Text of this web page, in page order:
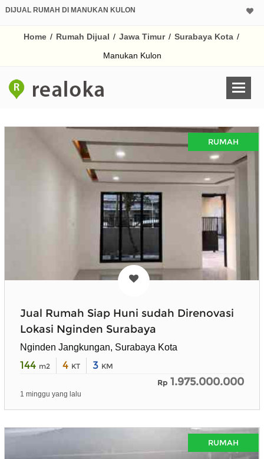
DIJUAL RUMAH DI MANUKAN KULON
Home / Rumah Dijual / Jawa Timur / Surabaya Kota /
Manukan Kulon
RUMAH
Jual Rumah Siap Huni sudah Direnovasi
Lokasi Nginden Surabaya
Nginden Jangkungan, Surabaya Kota
144 m2 4 KT 3 KM
Rp 1.975.000.000
1 minggu yang lalu
RUMAH